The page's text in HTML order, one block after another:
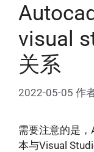
visual
关系
2022-05-05 作
需要注意的是，
本与Visual